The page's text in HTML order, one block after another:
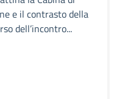
e il contrasto della
dell’incontro...